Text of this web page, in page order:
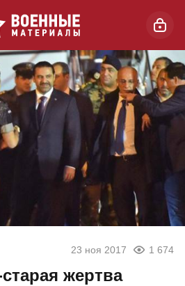
23 ноя 2017 1 674
жертва